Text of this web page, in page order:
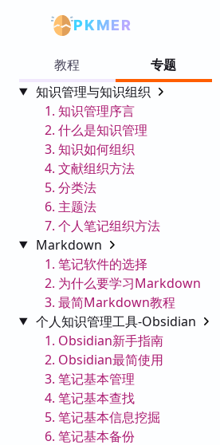
PKMER
教程
专题
知识管理与知识组织
1. 知识管理序言
2. 什么是知识管理
3. 知识如何组织
4. 文献组织方法
5. 分类法
6. 主题法
7. 个人笔记组织方法
Markdown
1. 笔记软件的选择
2. 为什么要学习Markdown
3. 最简Markdown教程
个人知识管理工具-Obsidian
1. Obsidian新手指南
2. Obsidian最简使用
3. 笔记基本管理
4. 笔记基本查找
5. 笔记基本信息挖掘
6. 笔记基本备份